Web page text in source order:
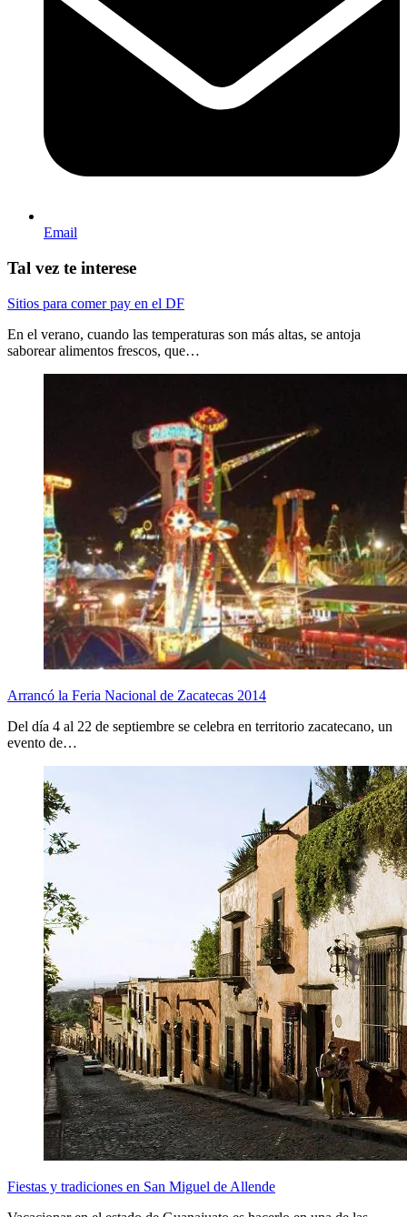
Email
Tal vez te interese
Sitios para comer pay en el DF
En el verano, cuando las temperaturas son más altas, se antoja
saborear alimentos frescos, que…
Arrancó la Feria Nacional de Zacatecas 2014
Del día 4 al 22 de septiembre se celebra en territorio zacatecano, un
evento de…
Fiestas y tradiciones en San Miguel de Allende